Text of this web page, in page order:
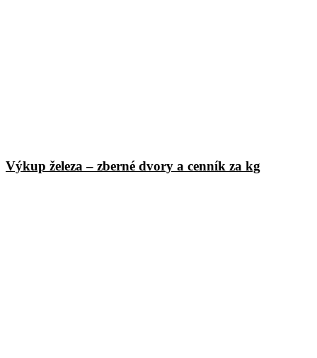
Výkup železa – zberné dvory a cenník za kg